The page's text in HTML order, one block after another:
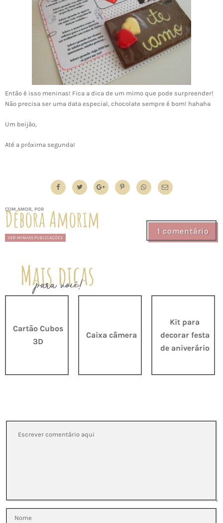
Então é isso meninas! Fica a dica de um mimo que pode surpreender!
Não precisa ser uma data especial, chocolate sempre é bom! hahaha
Um beijão,
Até a próxima segunda!
COM AMOR, POR
Débora Amorim
VER MINHAS PUBLICAÇÕES
1 comentário
Mais dicas
para você!
Cartão Cubos
3D
Caixa câmera
Kit para
decorar festa
de aniverário